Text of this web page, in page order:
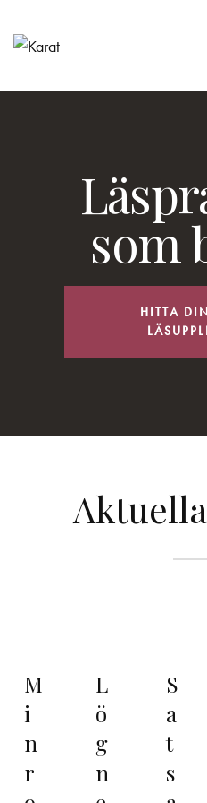
som
HITTA
M
i
n
r
L
ö
g
n
S
a
t
s